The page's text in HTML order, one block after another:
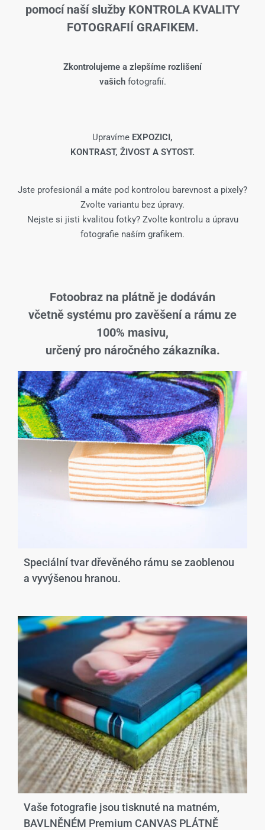
pomocí naší služby KONTROLA KVALITY
FOTOGRAFIÍ GRAFIKEM.
Zkontrolujeme a zlepšíme rozlišení
vašich fotografií.
Upravíme EXPOZICI,
KONTRAST, ŽIVOST A SYTOST.
Jste profesionál a máte pod kontrolou barevnost a pixely?
Zvolte variantu bez úpravy.
Nejste si jisti kvalitou fotky? Zvolte kontrolu a úpravu
fotografie naším grafikem.
Fotoobraz na plátně je dodáván
včetně systému pro zavěšení a rámu ze
100% masivu,
určený pro náročného zákazníka.
Speciální tvar dřevěného rámu se zaoblenou
a vyvýšenou hranou.​
Vaše fotografie jsou tisknuté na matném,
BAVLNĚNÉM Premium CANVAS PLÁTNĚ